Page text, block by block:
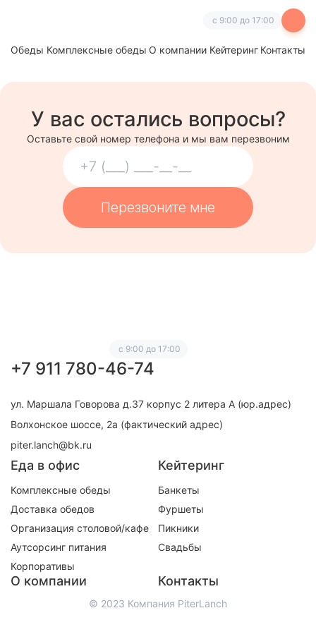
с 9:00 до 17:00
Обеды Комплексные обеды О компании Кейтеринг Контакты
У вас остались вопросы?
Оставьте свой номер телефона и мы вам перезвоним
Перезвоните мне
с 9:00 до 17:00
+7 911 780-46-74
Еда в офис
Комплексные обеды
Доставка обедов
Организация столовой/кафе
Аутсорсинг питания
Корпоративы
Кейтеринг
Банкеты
Фуршеты
Пикники
Свадьбы
О компании Контакты
ул. Маршала Говорова д.37 корпус 2 литера А (юр.адрес)
Волхонское шоссе, 2а (фактический адрес)
piter.lanch@bk.ru
© 2023 Компания PiterLanch